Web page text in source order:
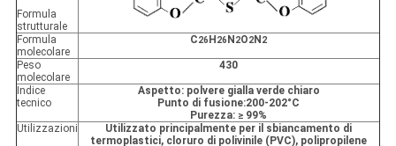
Formula
strutturale
Formula
molecolare
C26 H 26 N 2O2N 2
Peso
molecolare
430
Indice
tecnico
Aspetto: polvere gialla verde chiaro
Punto di fusione:200-202°C
Purezza: ≥ 99%
Utilizzazioni
Utilizzato principalmente per il sbiancamento di
termoplastici, cloruro di polivinile (PVC), polipropilene